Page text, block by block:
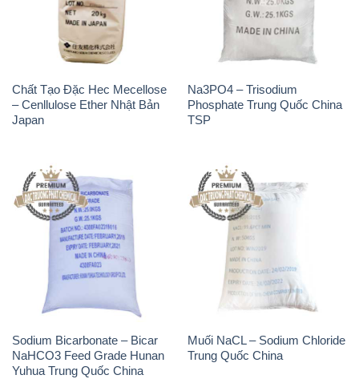
Chất Tạo Đặc Hec Mecellose
– Cenllulose Ether Nhật Bản
Japan
Na3PO4 – Trisodium
Phosphate Trung Quốc China
TSP
Sodium Bicarbonate – Bicar
NaHCO3 Feed Grade Hunan
Yuhua Trung Quốc China
Muối NaCL – Sodium Chloride
Trung Quốc China